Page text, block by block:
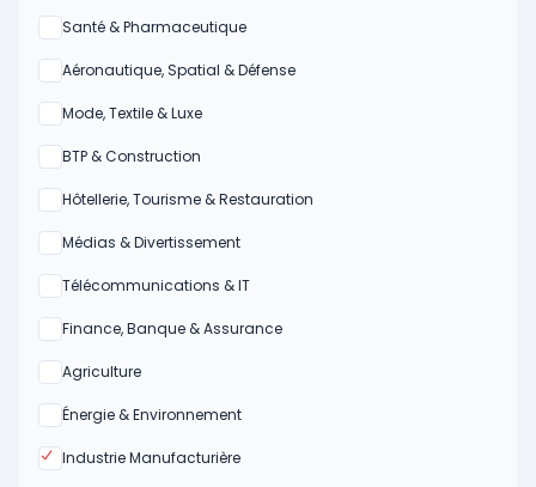
Santé & Pharmaceutique
Oui
Aéronautique, Spatial & Défense
Oui
Mode, Textile & Luxe
Oui
BTP & Construction
Oui
Hôtellerie, Tourisme & Restauration
Oui
Médias & Divertissement
Oui
Télécommunications & IT
Oui
Finance, Banque & Assurance
Oui
Agriculture
Oui
Énergie & Environnement
Oui
Industrie Manufacturière
Oui